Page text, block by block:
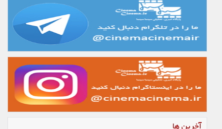
آخرین ها